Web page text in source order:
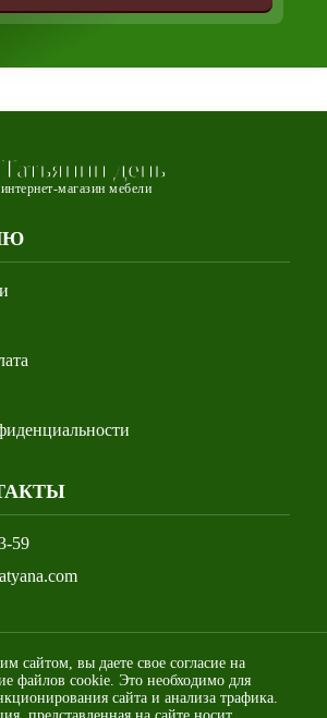
Татьянин день
интернет-магазин мебели
59
сайтом, вы даете свое согласие на
файлов cookie. Это необходимо для
сайта и анализа трафика.